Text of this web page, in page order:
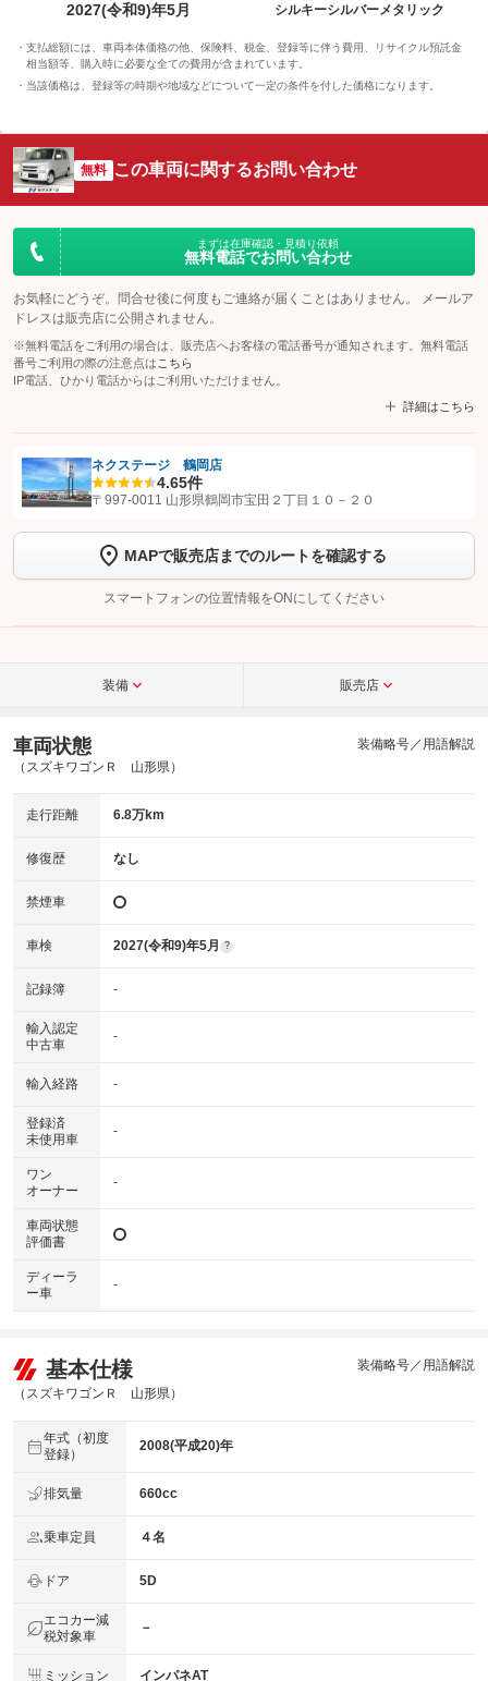
2027(令和9)年5月
シルキーシルバーメタリック
支払総額には、車両本体価格の他、保険料、税金、登録等に伴う費用、リサイクル預託金
相当額等、購入時に必要な全ての費用が含まれています。
当該価格は、登録等の時期や地域などについて一定の条件を付した価格になります。
無料 この車両に関するお問い合わせ
まずは在庫確認・見積り依頼
無料電話でお問い合わせ
お気軽にどうぞ。問合せ後に何度もご連絡が届くことはありません。 メールア
ドレスは販売店に公開されません。
※無料電話をご利用の場合は、販売店へお客様の電話番号が通知されます。無料電話
番号ご利用の際の注意点は こちら
IP電話、ひかり電話からはご利用いただけません。
詳細はこちら
【STEP1】認証画面でグーネットを友だち追加してから「許可する」ボタンを押
トーク画面で
ボタンをタップして問い合わせを
完了してください。
こちら
ネクステージ 鶴岡店
4.65件
〒997-0011 山形県鶴岡市宝田２丁目１０－２０
MAPで販売店までのルートを確認する
スマートフォンの位置情報をONにしてください
装備 販売店
車両状態
（スズキワゴンＲ 山形県）
装備略号／用語解説
走行距離 6.8万km
修復歴 なし
禁煙車
車検 2027(令和9)年5月 ?
記録簿 -
輸入認定
中古車
-
輸入経路 -
登録済
未使用車
-
ワン
オーナー
-
車両状態
評価書
ディーラ
ー車
-
基本仕様
（スズキワゴンＲ 山形県）
装備略号／用語解説
年式（初度
登録）
2008(平成20)年
排気量 660cc
乗車定員 ４名
ドア 5D
エコカー減
税対象車
－
ミッション インパネAT